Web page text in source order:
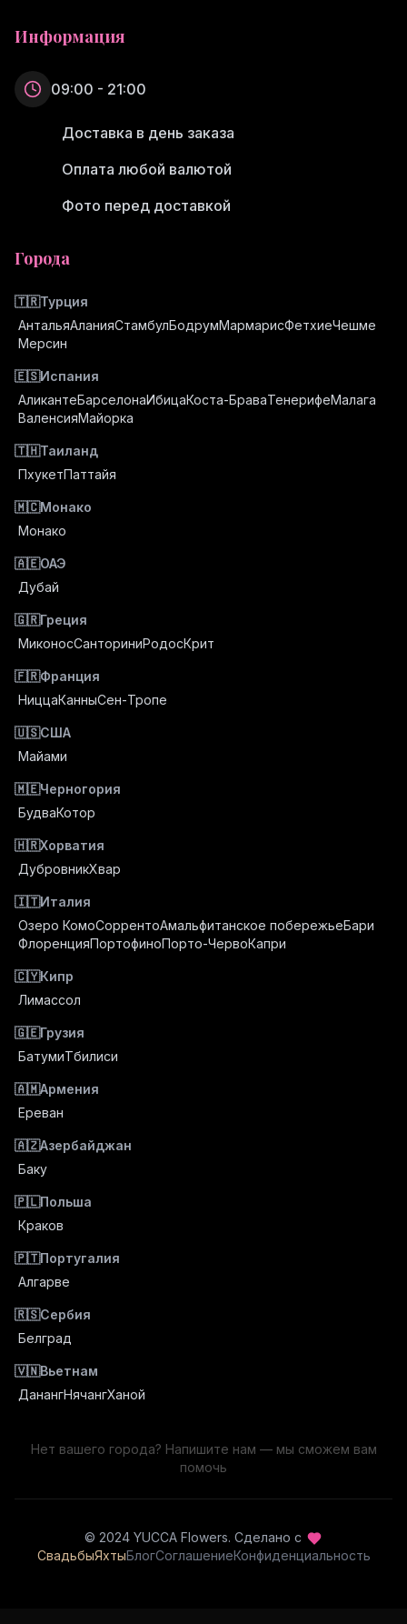
Информация
09:00 - 21:00
Доставка в день заказа
Оплата любой валютой
Фото перед доставкой
Города
🇹🇷Турция
АнтальяАланияСтамбулБодрумМармарисФетхиеЧешме
Мерсин
🇪🇸Испания
АликантеБарселонаИбицаКоста-БраваТенерифеМалага
ВаленсияМайорка
🇹🇭Таиланд
ПхукетПаттайя
🇲🇨Монако
Монако
🇦🇪ОАЭ
Дубай
🇬🇷Греция
МиконосСанториниРодосКрит
🇫🇷Франция
НиццаКанныСен-Тропе
🇺🇸США
Майами
🇲🇪Черногория
БудваКотор
🇭🇷Хорватия
ДубровникХвар
🇮🇹Италия
Озеро КомоСоррентоАмальфитанское побережьеБари
ФлоренцияПортофиноПорто-ЧервоКапри
🇨🇾Кипр
Лимассол
🇬🇪Грузия
БатумиТбилиси
🇦🇲Армения
Ереван
🇦🇿Азербайджан
Баку
🇵🇱Польша
Краков
🇵🇹Португалия
Алгарве
🇷🇸Сербия
Белград
🇻🇳Вьетнам
ДанангНячангХаной
Нет вашего города? Напишите нам — мы сможем вам
помочь
© 2024 YUCCA Flowers. Сделано с
СвадьбыЯхтыБлогСоглашениеКонфиденциальность